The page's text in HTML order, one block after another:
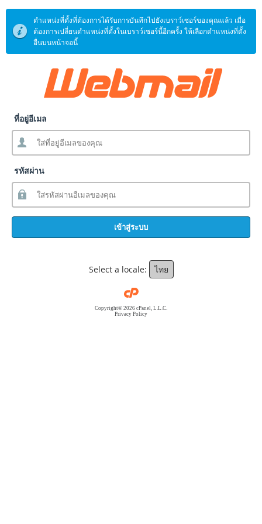
ตำแหน่งที่ตั้งที่ต้องการได้รับการบันทึกไปยังเบราว์เซอร์ของคุณแล้ว เมื่อ
ต้องการเปลี่ยนตำแหน่งที่ตั้งในเบราว์เซอร์นี้อีกครั้ง ให้เลือกตำแหน่งที่ตั้ง
อื่นบนหน้าจอนี้
ที่อยู่อีเมล
รหัสผ่าน
เข้าสู่ระบบ
Select a locale: ไทย
Copyright© 2026 cPanel, L.L.C.
Privacy Policy